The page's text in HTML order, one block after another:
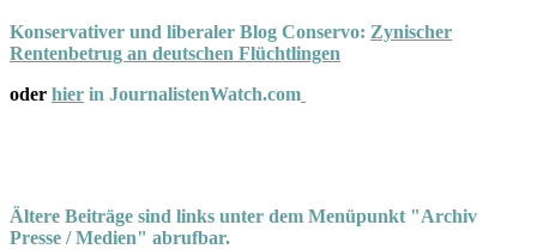
Konservativer und liberaler Blog Conservo: Zynischer
Rentenbetrug an deutschen Flüchtlingen
oder hier in JournalistenWatch.com
Ältere Beiträge sind links unter dem Menüpunkt "Archiv
Presse / Medien" abrufbar.